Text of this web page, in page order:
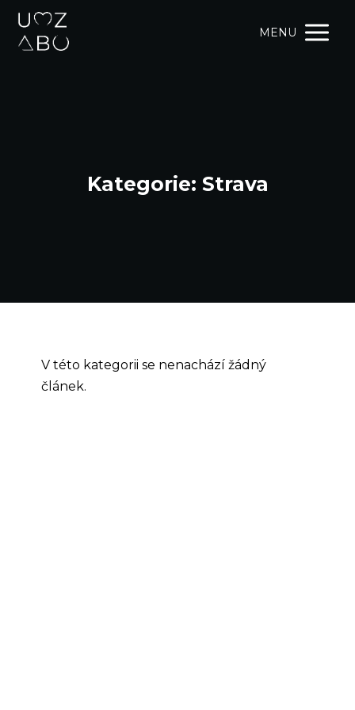
MENU
Kategorie: Strava
V této kategorii se nenachází žádný
článek.